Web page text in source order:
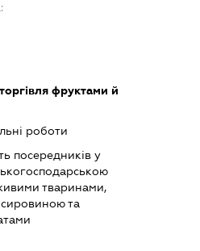
фруктами й
роботи
посередників у
тваринами,
та